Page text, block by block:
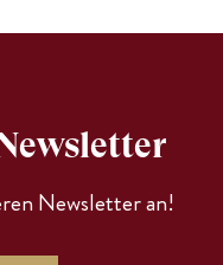
Newsletter an!